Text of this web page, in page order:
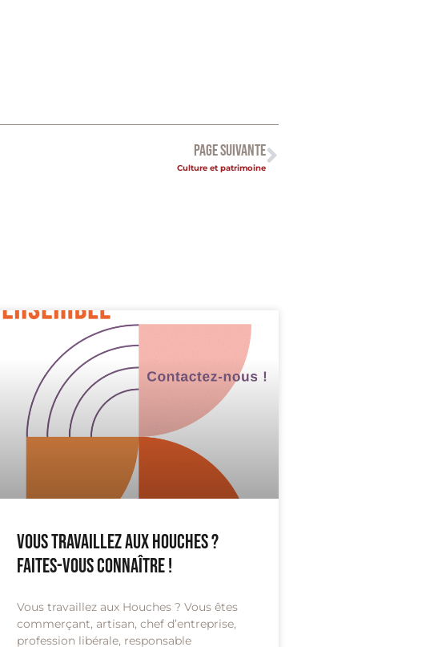
PAGE SUIVANTE
Culture et patrimoine
Vous travaillez aux Houches ?
Faites-vous connaître !
Vous travaillez aux Houches ? Vous êtes
commerçant, artisan, chef d’entreprise,
profession libérale, responsable